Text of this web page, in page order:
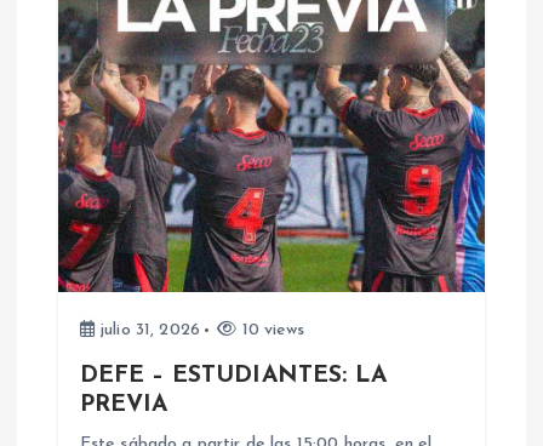
c
ó
n
d
julio 31, 2026 10 views
DEFE – ESTUDIANTES: LA
PREVIA